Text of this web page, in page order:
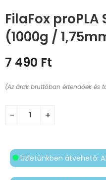
FilaFox proPLA
(1000g /
7 490 Ft
(Az árak bruttóban értendőek és
Üzletünkben átvehető: